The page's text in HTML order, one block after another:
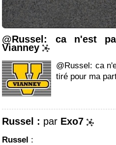
@Russel: ca n'est
Vianney
@Russel: ca
tiré pour ma
Russel : par Exo7
Russel :